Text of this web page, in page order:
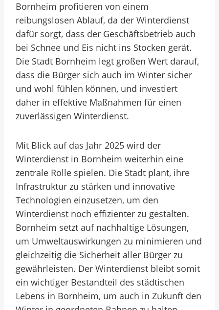
Bornheim profitieren von einem
reibungslosen Ablauf, da der Winterdienst
dafür sorgt, dass der Geschäftsbetrieb auch
bei Schnee und Eis nicht ins Stocken gerät.
Die Stadt Bornheim legt großen Wert darauf,
dass die Bürger sich auch im Winter sicher
und wohl fühlen können, und investiert
daher in effektive Maßnahmen für einen
zuverlässigen Winterdienst.
Mit Blick auf das Jahr 2025 wird der
Winterdienst in Bornheim weiterhin eine
zentrale Rolle spielen. Die Stadt plant, ihre
Infrastruktur zu stärken und innovative
Technologien einzusetzen, um den
Winterdienst noch effizienter zu gestalten.
Bornheim setzt auf nachhaltige Lösungen,
um Umweltauswirkungen zu minimieren und
gleichzeitig die Sicherheit aller Bürger zu
gewährleisten. Der Winterdienst bleibt somit
ein wichtiger Bestandteil des städtischen
Lebens in Bornheim, um auch in Zukunft den